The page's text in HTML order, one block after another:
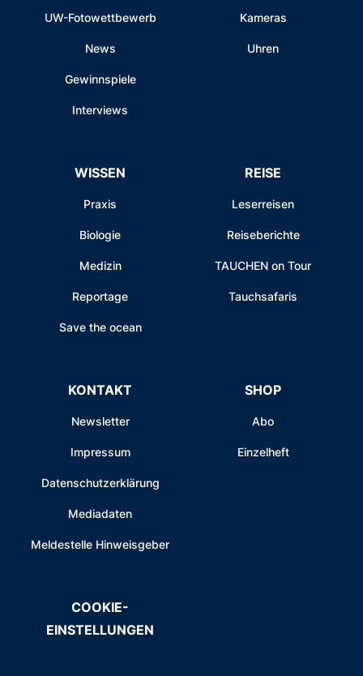
UW-Fotowettbewerb
News
Gewinnspiele
Interviews
Kameras
Uhren
WISSEN
Praxis
Biologie
Medizin
Reportage
Save the ocean
REISE
Leserreisen
Reiseberichte
TAUCHEN on Tour
Tauchsafaris
KONTAKT
Newsletter
Impressum
Datenschutzerklärung
Mediadaten
Meldestelle Hinweisgeber
SHOP
Abo
Einzelheft
COOKIE-
EINSTELLUNGEN